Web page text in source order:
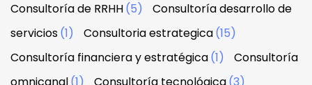
Consultoría de RRHH(5)
Consultoría desarrollo de
servicios(1) Consultoria estrategica(15)
Consultoría financiera y estratégica(1)
Consultoría